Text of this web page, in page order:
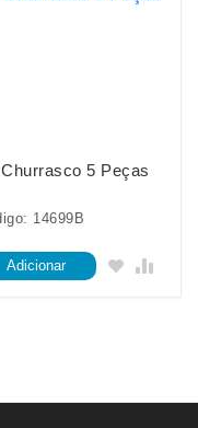
5 Peças
14699B
Adicionar